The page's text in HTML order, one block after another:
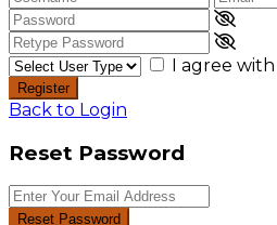
I agree with
Register
Back to Login
Reset Password
Reset Password